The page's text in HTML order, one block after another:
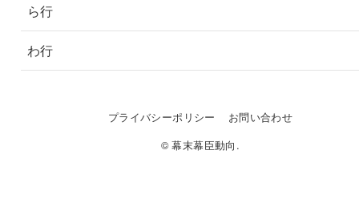
ら行
わ行
プライバシーポリシー
お問い合わせ
© 幕末幕臣動向.